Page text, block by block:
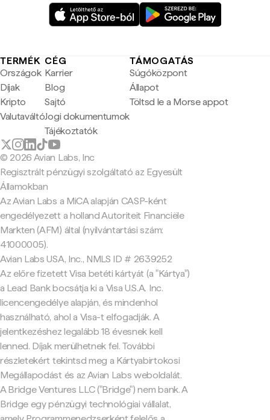
TERMÉK
Országok
Díjak
Kripto
Valutaváltó
CÉG
Karrier
Blog
Sajtó
Jogi dokumentumok
Tájékoztatók
TÁMOGATÁS
Súgóközpont
Állapot
Töltsd le a Morse appot
© 2026 Avian Labs, Inc
Regisztrált pénzügyi szolgáltató az Egyesült
Államokban
Az Avian Labs a MiCA alapján CASP-ként
engedélyezett a holland Autoriteit Financiële
Markten (AFM) által (nyilvántartási szám:
41000005).
Avian Labs USA, Inc., NMLS ID # 2639252
Az előre fizetett Visa betéti kártyát (a "Kártya")
a Lead Bank bocsátja ki a Visa U.S.A. Inc.
licencengedélye alapján, és mindenhol
használható, ahol a Visa-t elfogadják. A
jelentkezéshez legalább 18 évesnek kell
lenned. Díjak merülhetnek fel. További
részletekért tekintsd meg a Kártyabirtokosi
Megállapodást és az Avian Labs weboldalát.
A Bridge Ventures LLC ("Bridge") nem bank. A
Bridge egy pénzügyi technológiai vállalat,